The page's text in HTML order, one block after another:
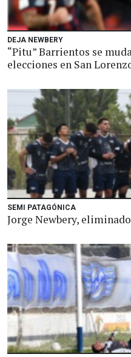
DEJA NEWBERY
“Pitu” Barrientos se
elecciones en San
SEMI PATAGÓNICA
Jorge Newbery, eliminado